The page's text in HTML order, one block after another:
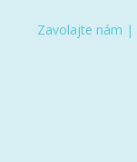
Zavolajte nám |